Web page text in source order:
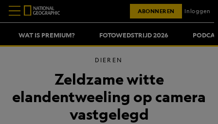
WAT IS PREMIUM? FOTOWEDSTRIJD 2026
ABONNEREN Inloggen
DIEREN
Zeldzame witte
elandentweeling op camera
vastgelegd